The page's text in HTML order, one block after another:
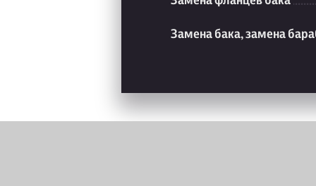
Замена бака, замена